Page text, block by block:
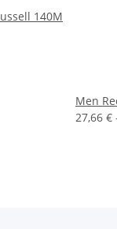
140M
Men
27,66 €